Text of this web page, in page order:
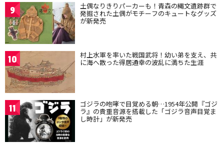
9 土偶なりきりパーカーも！青森の縄文遺跡群で
発掘された土偶がモチーフのキュートなグッズ
が新発売
10 村上水軍を率いた戦国武将！幼い弟を支え、共
に海へ散った得居通幸の波乱に満ちた生涯
11 ゴジラの咆哮で目覚める朝…1954年公開『ゴジ
ラ』の貴重音源を搭載した「ゴジラ音声目覚ま
し時計」が新発売